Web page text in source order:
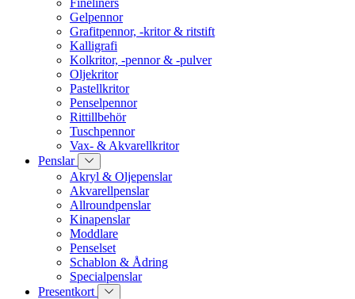
Gelpennor
Grafitpennor, -kritor & ritstift
Kalligrafi
Kolkritor, -pennor & -pulver
Oljekritor
Pastellkritor
Penselpennor
Rittillbehör
Tuschpennor
Vax- & Akvarellkritor
Penslar
Akryl & Oljepenslar
Akvarellpenslar
Allroundpenslar
Kinapenslar
Moddlare
Penselset
Schablon & Ådring
Specialpenslar
Presentkort